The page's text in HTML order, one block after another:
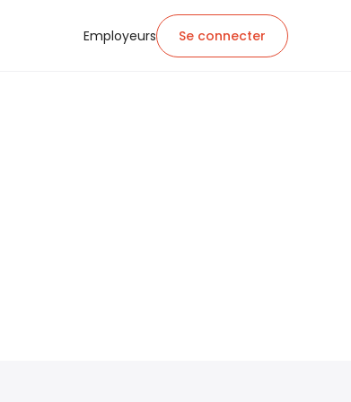
Employeurs Se connecter